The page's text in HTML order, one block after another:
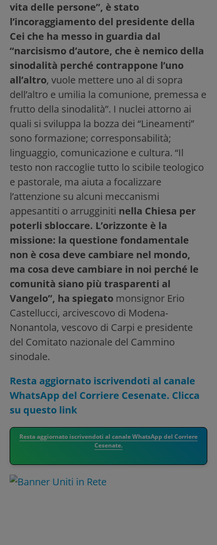
vita delle persone”, è stato
l’incoraggiamento del presidente della
Cei che ha messo in guardia dal
“narcisismo d’autore, che è nemico della
sinodalità perché contrappone l’uno
all’altro, vuole mettere uno al di sopra
dell’altro e umilia la comunione, premessa e
frutto della sinodalità”. I nuclei attorno ai
quali si sviluppa la bozza dei “Lineamenti”
sono formazione; corresponsabilità;
linguaggio, comunicazione e cultura. “Il
testo non raccoglie tutto lo scibile teologico
e pastorale, ma aiuta a focalizzare
l’attenzione su alcuni meccanismi
appesantiti o arrugginiti nella Chiesa per
poterli sbloccare. L’orizzonte è la
missione: la questione fondamentale
non è cosa deve cambiare nel mondo,
ma cosa deve cambiare in noi perché le
comunità siano più trasparenti al
Vangelo”, ha spiegato monsignor Erio
Castellucci, arcivescovo di Modena-
Nonantola, vescovo di Carpi e presidente
del Comitato nazionale del Cammino
sinodale.
Resta aggiornato iscrivendoti al canale
WhatsApp del Corriere Cesenate. Clicca
su questo link
Resta aggiornato iscrivendoti al canale WhatsApp del Corriere
Cesenate.